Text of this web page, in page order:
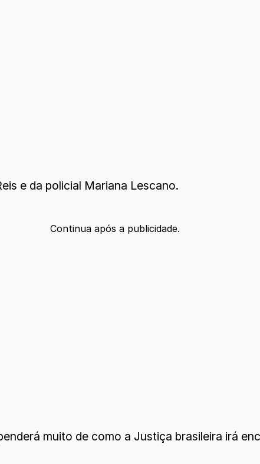
e da policial Mariana Lescano.
Continua após a publicidade.
muito de como a Justiça brasileira irá